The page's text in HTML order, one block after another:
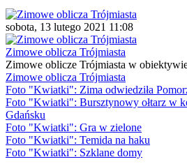
sobota, 13 lutego 2021 11:08
Zimowe oblicza Trójmiasta
Zimowe oblicze Trójmiasta w
Zimowe oblicza Trójmiasta
Foto "Kwiatki": Zima odwiedziła
Foto "Kwiatki": Bursztynowy ołtarz w
Gdańsku
Foto "Kwiatki": Gra w zielone
Foto "Kwiatki": Temida na haku
Foto "Kwiatki": Szklane domy